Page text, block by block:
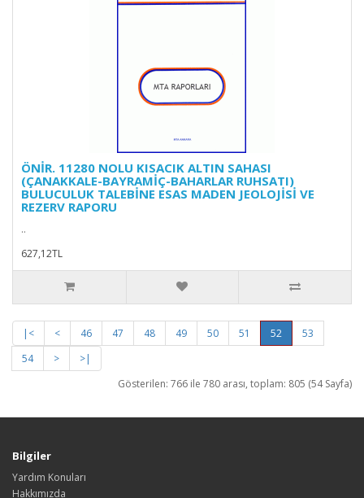
ÖNİR. 11280 NOLU KISACIK ALTIN SAHASI
(ÇANAKKALE-BAYRAMİÇ-BAHARLAR RUHSATI)
BULUCULUK TALEBİNE ESAS MADEN JEOLOJİSİ VE
REZERV RAPORU
..
627,12TL
|< < 46 47 48 49 50 51 52
53
54
>
>|
Gösterilen: 766 ile 780 arası, toplam: 805 (54 Sayfa)
Bilgiler
Yardım Konuları
Hakkımızda